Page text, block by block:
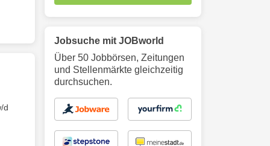
⁠d
Jobsuche mit JOBworld
Über 50 Jobbörsen, Zeitungen
und Stellenmärkte gleichzeitig
durchsuchen.